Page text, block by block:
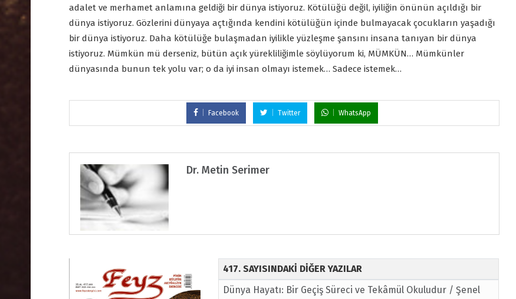
adalet ve merhamet anlamına geldiği bir dünya istiyoruz. Kötülüğü değil, iyiliğin önünün açıldığı bir
dünya istiyoruz. Gözlerini dünyaya açtığında kendini kötülüğün içinde bulmayacak çocukların yaşadığı
bir dünya istiyoruz. Daha kötülüğe bulaşmadan iyilikle yüzleşme şansını insana tanıyan bir dünya
istiyoruz. Mümkün mü derseniz, bütün açık yürekliliğimle söylüyorum ki, MÜMKÜN… Mümkünler
dünyasında bunun tek yolu var; o da iyi insan olmayı istemek… Sadece istemek…
Facebook Twitter WhatsApp
Dr. Metin Serimer
417. SAYISINDAKİ DİĞER YAZILAR
Dünya Hayatı: Bir Geçiş Süreci ve Tekâmül Okuludur / Şenel